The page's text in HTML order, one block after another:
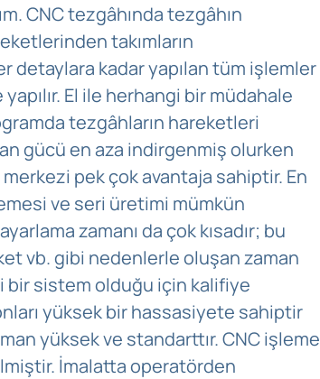
CNC tezgâhında tezgâhın
takımların
kadar yapılan tüm işlemler
El ile herhangi bir müdahale
tezgâhların hareketleri
gücü en aza indirgenmiş olurken
pek çok avantaja sahiptir. En
ve seri üretimi mümkün
zamanı da çok kısadır; bu
vb. gibi nedenlerle oluşan zaman
bir sistem olduğu için kalifiye
yüksek bir hassasiyete sahiptir
yüksek ve standarttır. CNC işleme
İmalatta operatörden